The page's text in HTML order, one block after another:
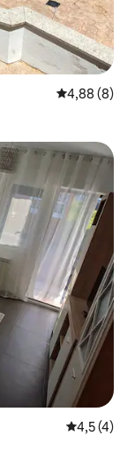
Prosječna
4,88 (8)
Prosječna
4,5 (4)